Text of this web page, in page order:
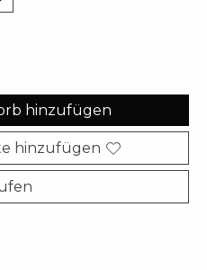
hinzufügen
hinzufügen